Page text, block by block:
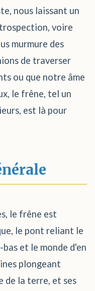
nous laissant un
voire
murmure des
de traverser
ou que notre âme
le frêne, tel un
est là pour
le frêne est
le pont reliant le
et le monde d'en
plongeant
de la terre, et ses